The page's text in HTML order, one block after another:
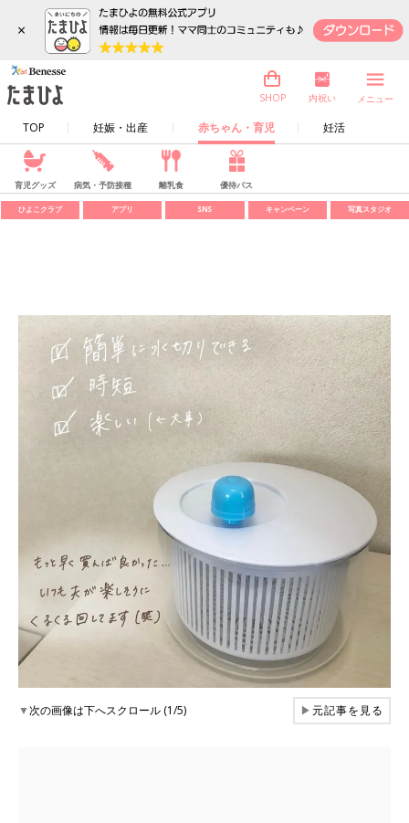
×
TOP 妊娠・出産 赤ちゃん・育児 妊活
SHOP 内祝い メニュー
育児グッズ 病気・予防接種 離乳食 優待パス
ひよこクラブ アプリ SNS キャンペーン 写真スタジオ
▼次の画像は下へスクロール (1/5) ▶元記事を見る